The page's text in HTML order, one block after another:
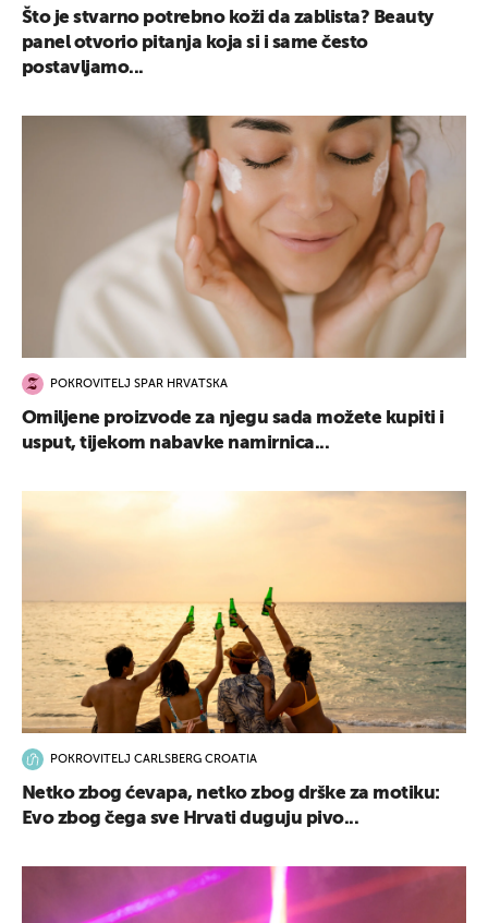
Što je stvarno potrebno koži da zablista? Beauty
panel otvorio pitanja koja si i same često
postavljamo...
POKROVITELJ SPAR HRVATSKA
Omiljene proizvode za njegu sada možete kupiti i
usput, tijekom nabavke namirnica...
POKROVITELJ CARLSBERG CROATIA
Netko zbog ćevapa, netko zbog drške za motiku:
Evo zbog čega sve Hrvati duguju pivo...